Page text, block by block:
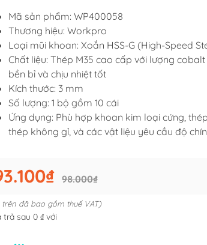
Mã sản phẩm: WP400058
Thương hiệu: Workpro
Loại mũi khoan: Xoắn HSS-G (High-Speed
Chất liệu: Thép M35 cao cấp với lượng
bền bỉ và chịu nhiệt tốt
Kích thước: 3 mm
Số lượng: 1 bộ gồm 10 cái
Ứng dụng: Phù hợp khoan kim loại cứng,
thép không gỉ, và các vật liệu yêu cầu độ
98.000₫
trên đã bao gồm thuế VAT)
trả sau 0 ₫ với